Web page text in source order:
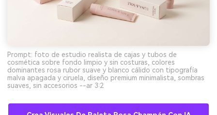
Prompt: foto de estudio realista de cajas y tubos de
cosmética sobre fondo limpio y sin costuras, colores
dominantes rosa rubor suave y blanco cálido con tipografía
malva apagada y ciruela, diseño premium minimalista, sombras
suaves, sin accesorios --ar 3:2